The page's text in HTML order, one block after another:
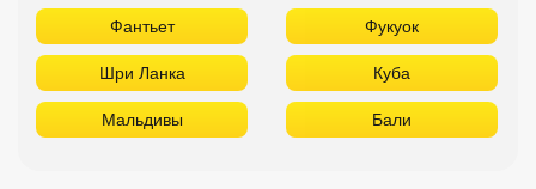
Фантьет Фукуок
Шри Ланка Куба
Мальдивы Бали